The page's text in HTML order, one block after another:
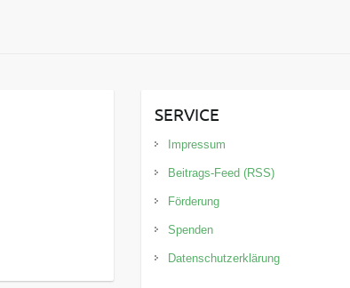
SERVICE
Impressum
Beitrags-Feed (RSS)
Förderung
Spenden
Datenschutzerklärung